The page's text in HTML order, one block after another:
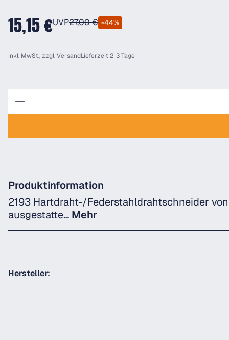
15,15 €UVP27,00 € -44%
inkl. MwSt., zzgl.VersandLieferzeit 2-3 Tage
Produktinformation
2193 Hartdraht-/Federstahldrahtschneider
ausgestatte… Mehr
Hersteller: